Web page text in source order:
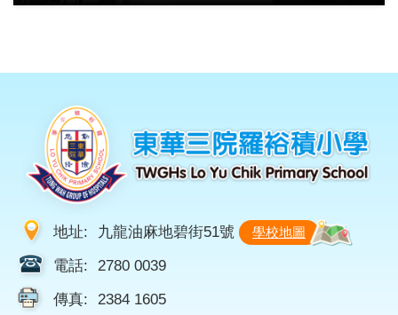
地址: 九龍油麻地碧街51號 學校地圖
電話: 2780 0039
傳真: 2384 1605